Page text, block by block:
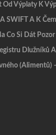
Od Výplaty K
SWIFT A K
Co Si Dát Pozor
Dlužníků
(alimentů)